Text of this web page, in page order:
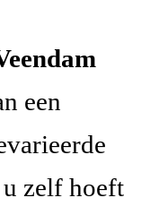
een
zelf hoeft